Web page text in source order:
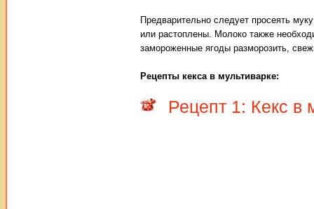
Предварительно следует просеять
или растоплены. Молоко также
замороженные ягоды разморозить,
Рецепты кекса в мультиварке:
Рецепт 1: Кекс в